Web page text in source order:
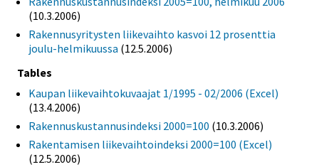
(10.3.2006)
Rakennusyritysten liikevaihto kasvoi 12 prosenttia
joulu-helmikuussa (12.5.2006)
Tables
Kaupan liikevaihtokuvaajat 1/1995 - 02/2006 (Excel)
(13.4.2006)
Rakennuskustannusindeksi 2000=100 (10.3.2006)
Rakentamisen liikevaihtoindeksi 2000=100 (Excel)
(12.5.2006)